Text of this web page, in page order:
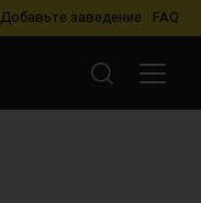
Добавьте заведение FAQ